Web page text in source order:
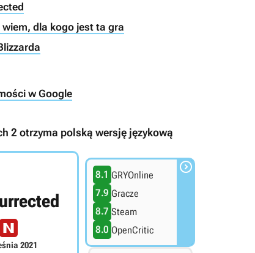
dla kogo jest ta gra
w Google
2 otrzyma polską wersję językową
2021
8.1 GRYOnline
7.9 Gracze
8.7 Steam
8.0 OpenCritic
